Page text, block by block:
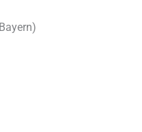
Bayern)